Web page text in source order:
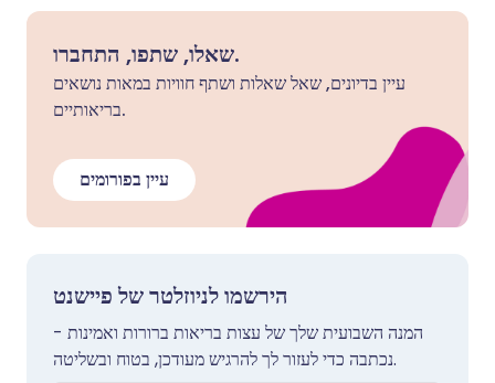
שאלו, שתפו, התחברו.
עיין בדיונים, שאל שאלות ושתף חוויות במאות נושאים
בריאותיים.
עיין בפורומים
הירשמו לניוזלטר של פיישנט
המנה השבועית שלך של עצות בריאות ברורות ואמינות -
נכתבה כדי לעזור לך להרגיש מעודכן, בטוח ובשליטה.